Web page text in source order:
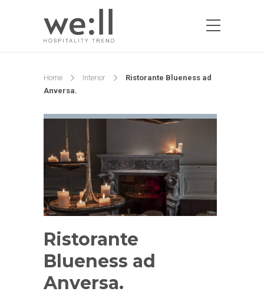
Home Interior
Ristorante Blueness ad
Anversa.
Ristorante
Blueness ad
Anversa.